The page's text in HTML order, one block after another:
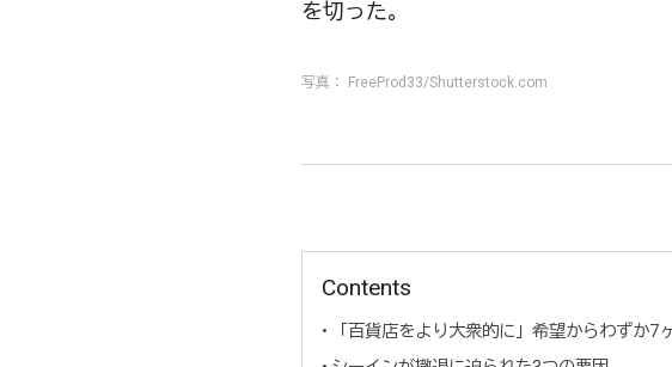
を切った。
写真： FreeProd33/Shutterstock.com
Contents
「百貨店をより大衆的に」希望からわずか7